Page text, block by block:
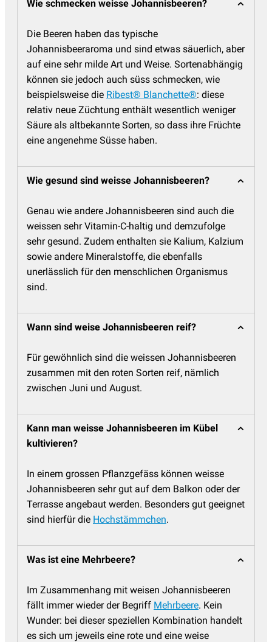
Wie schmecken weisse Johannisbeeren?
Die Beeren haben das typische
Johannisbeeraroma und sind etwas säuerlich, aber
auf eine sehr milde Art und Weise. Sortenabhängig
können sie jedoch auch süss schmecken, wie
beispielsweise die Ribest® Blanchette®: diese
relativ neue Züchtung enthält wesentlich weniger
Säure als altbekannte Sorten, so dass ihre Früchte
eine angenehme Süsse haben.
Wie gesund sind weisse Johannisbeeren?
Genau wie andere Johannisbeeren sind auch die
weissen sehr Vitamin-C-haltig und demzufolge
sehr gesund. Zudem enthalten sie Kalium, Kalzium
sowie andere Mineralstoffe, die ebenfalls
unerlässlich für den menschlichen Organismus
sind.
Wann sind weise Johannisbeeren reif?
Für gewöhnlich sind die weissen Johannisbeeren
zusammen mit den roten Sorten reif, nämlich
zwischen Juni und August.
Kann man weisse Johannisbeeren im Kübel
kultivieren?
In einem grossen Pflanzgefäss können weisse
Johannisbeeren sehr gut auf dem Balkon oder der
Terrasse angebaut werden. Besonders gut geeignet
sind hierfür die Hochstämmchen.
Was ist eine Mehrbeere?
Im Zusammenhang mit weisen Johannisbeeren
fällt immer wieder der Begriff Mehrbeere. Kein
Wunder: bei dieser speziellen Kombination handelt
es sich um jeweils eine rote und eine weise